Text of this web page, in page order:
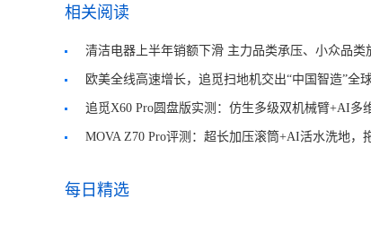
相关阅读
清洁电器上半年销额下滑 主力品类承压、小众品类
量降价欧美全线高速增长，追觅扫地机交出“中国智造”全
化新样本
追觅X60 Pro圆盘版实测：仿生多级双机械臂+AI多
光感识污 破解清洁难题
MOVA Z70 Pro评测：超长加压滚筒+AI活水洗地，
每日精选